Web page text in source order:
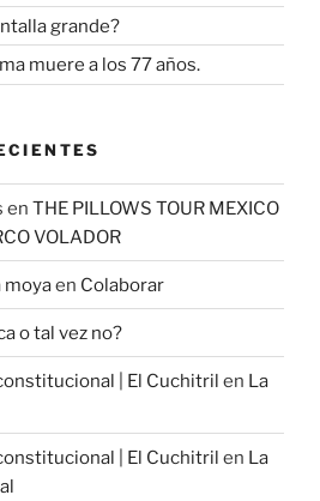
grande?
muere a los 77 años.
en THE PILLOWS TOUR MEXICO
VOLADOR
moyaen Colaborar
o tal vez no?
| El Cuchitril en La
| El Cuchitril en La